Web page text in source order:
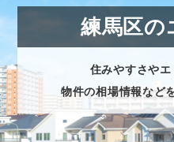
練馬区の
住みやすさやエ
物件の相場情報など